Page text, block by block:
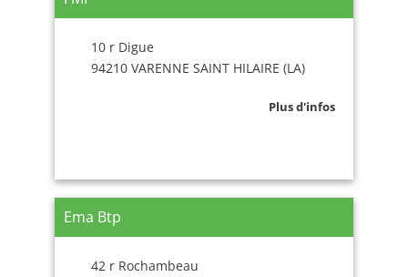
10 r Digue
94210 VARENNE SAINT HILAIRE (LA)
Plus d'infos
Ema Btp
42 r Rochambeau